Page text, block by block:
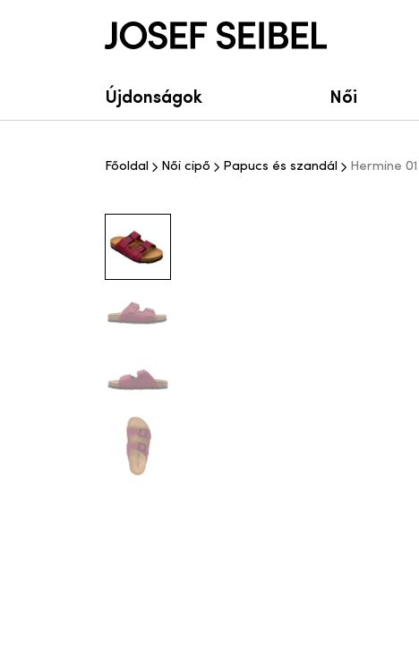
Josef Seibel Webshop
Újdonságok Női
Főoldal Női cipő Papucs és szandál Hermine